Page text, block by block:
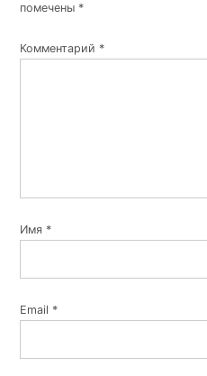
помечены *
Комментарий *
Имя *
Email *